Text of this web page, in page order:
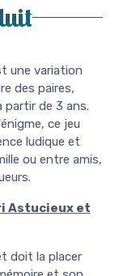
une variation
des paires,
partir de 3 ans.
ce jeu
ludique et
ou entre amis,
Astucieux et
doit la placer